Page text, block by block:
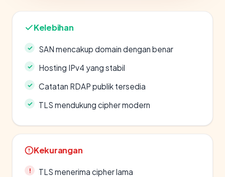
Kelebihan
SAN mencakup domain dengan benar
Hosting IPv4 yang stabil
Catatan RDAP publik tersedia
TLS mendukung cipher modern
Kekurangan
TLS menerima cipher lama